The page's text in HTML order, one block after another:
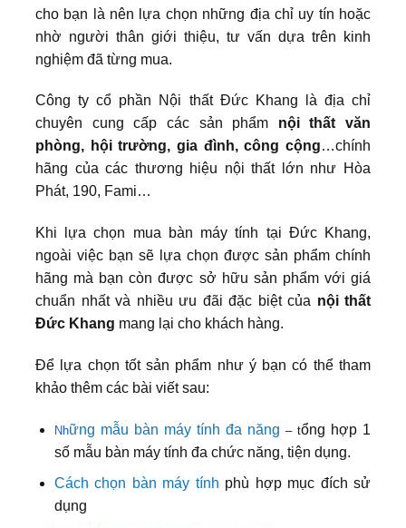
cho bạn là nên lựa chọn những địa chỉ uy tín hoặc
nhờ người thân giới thiệu, tư vấn dựa trên kinh
nghiệm đã từng mua.
Công ty cổ phần Nội thất Đức Khang là địa chỉ
chuyên cung cấp các sản phẩm nội thất văn
phòng, hội trường, gia đình, công cộng…chính
hãng của các thương hiệu nội thất lớn như Hòa
Phát, 190, Fami…
Khi lựa chọn mua bàn máy tính tại Đức Khang,
ngoài việc bạn sẽ lựa chọn được sản phẩm chính
hãng mà bạn còn được sở hữu sản phẩm với giá
chuẩn nhất và nhiều ưu đãi đặc biệt của nội thất
Đức Khang mang lại cho khách hàng.
Để lựa chọn tốt sản phẩm như ý bạn có thể tham
khảo thêm các bài viết sau:
Những mẫu bàn máy tính đa năng – tổng hợp 1
số mẫu bàn máy tính đa chức năng, tiện dụng.
Cách chọn bàn máy tính phù hợp mục đích sử
dụng